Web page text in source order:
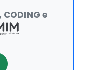
CODING e